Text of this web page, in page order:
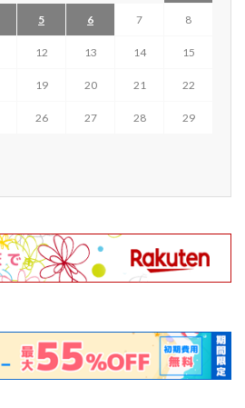
5 6 7 8
12 13 14 15
19 20 21 22
26 27 28 29